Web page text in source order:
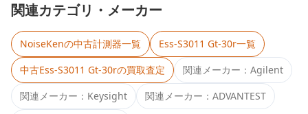
関連カテゴリ・メーカー
NoiseKenの中古計測器一覧 Ess-S3011 Gt-30r一覧
中古Ess-S3011 Gt-30rの買取査定 関連メーカー： Agilent
関連メーカー： Keysight 関連メーカー： ADVANTEST